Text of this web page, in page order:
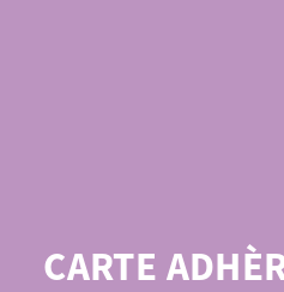
CARTE